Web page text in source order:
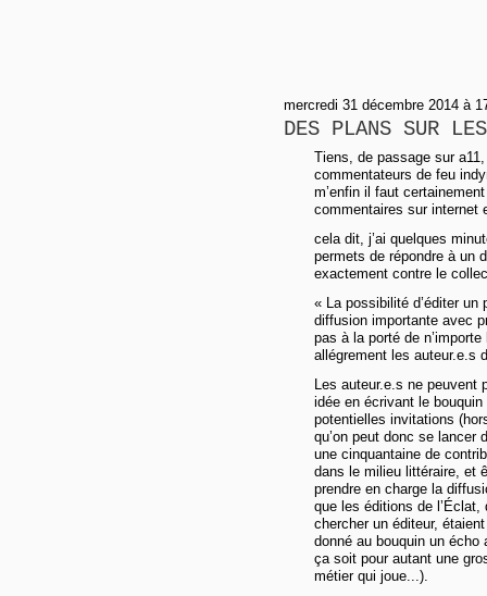
mercredi 31 décembre 2014 à
DES PLANS SUR
Tiens, de passage sur
commentateurs de feu
m’enfin il faut
commentaires sur internet
cela dit, j’ai quelques
permets de répondre à un
exactement contre le
« La possibilité d’éditer
diffusion importante avec
pas à la porté de
allégrement les auteur.e.s
Les auteur.e.s ne peuvent
idée en écrivant le
potentielles invitations
qu’on peut donc se lancer
une cinquantaine de
dans le milieu littéraire, et
prendre en charge la
que les éditions de
chercher un éditeur,
donné au bouquin un
ça soit pour autant une
métier qui joue...).